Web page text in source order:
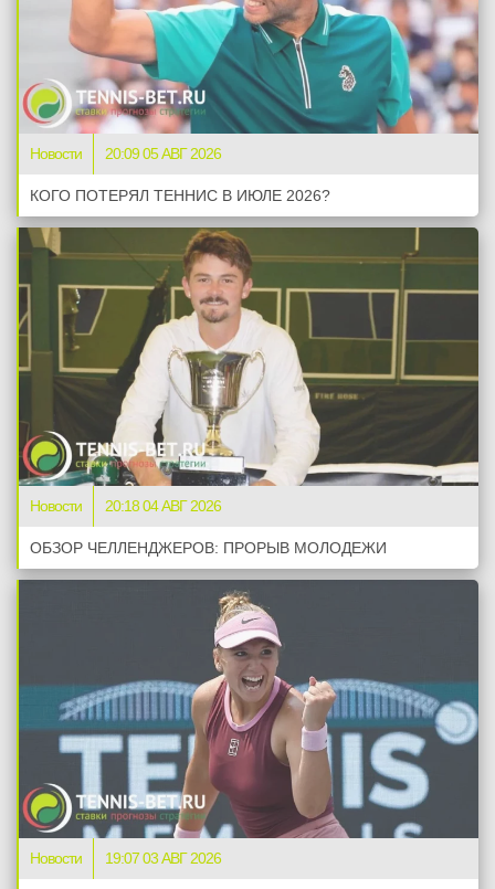
Новости 20:09 05 АВГ 2026
КОГО ПОТЕРЯЛ ТЕННИС В ИЮЛЕ 2026?
Новости 20:18 04 АВГ 2026
ОБЗОР ЧЕЛЛЕНДЖЕРОВ: ПРОРЫВ МОЛОДЕЖИ
Новости 19:07 03 АВГ 2026